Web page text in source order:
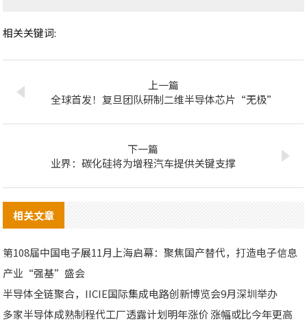
相关关键词:
上一篇
全球首发！复旦团队研制二维半导体芯片“无极”
下一篇
业界：碳化硅将为增程汽车提供关键支撑
相关文章
第108届中国电子展11月上海启幕：聚焦国产替代，打造电子信息
产业“强基”盛会
半导体全链聚合，IICIE国际集成电路创新博览会9月深圳举办
多家半导体成熟制程代工厂透露计划明年涨价 涨幅或比今年更高